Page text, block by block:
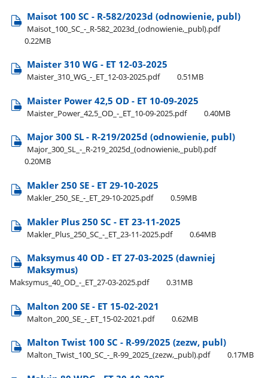
Maisot 100 SC - R-582/2023d (odnowienie, publ)
Maisot​_100​_SC​_-​_R-582​_2023d​_(odnowienie,​_publ).pdf
0.22MB
Maister 310 WG - ET 12-03-2025
Maister​_310​_WG​_-​_ET​_12-03-2025.pdf 0.51MB
Maister Power 42,5 OD - ET 10-09-2025
Maister​_Power​_42,5​_OD​_-​_ET​_10-09-2025.pdf 0.40MB
Major 300 SL - R-219/2025d (odnowienie, publ)
Major​_300​_SL​_-​_R-219​_2025d​_(odnowienie,​_publ).pdf
0.20MB
Makler 250 SE - ET 29-10-2025
Makler​_250​_SE​_-​_ET​_29-10-2025.pdf 0.59MB
Makler Plus 250 SC - ET 23-11-2025
Makler​_Plus​_250​_SC​_-​_ET​_23-11-2025.pdf 0.64MB
Maksymus 40 OD - ET 27-03-2025 (dawniej
Maksymus)
Maksymus​_40​_OD​_-​_ET​_27-03-2025.pdf 0.31MB
Malton 200 SE - ET 15-02-2021
Malton​_200​_SE​_-​_ET​_15-02-2021.pdf 0.62MB
Malton Twist 100 SC - R-99/2025 (zezw, publ)
Malton​_Twist​_100​_SC​_-​_R-99​_2025​_(zezw,​_publ).pdf 0.17MB